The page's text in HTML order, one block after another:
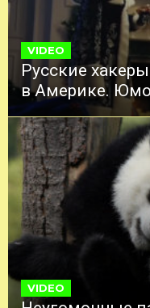
VIDEO
Русские
в Америке.
VIDEO